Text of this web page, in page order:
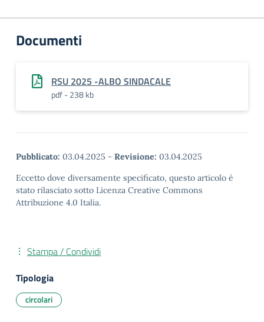
Documenti
RSU 2025 -ALBO SINDACALE
pdf - 238 kb
Pubblicato: 03.04.2025 - Revisione: 03.04.2025
Eccetto dove diversamente specificato, questo articolo è
stato rilasciato sotto Licenza Creative Commons
Attribuzione 4.0 Italia.
Stampa / Condividi
Tipologia
circolari